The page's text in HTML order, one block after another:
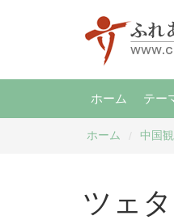
ホーム テー
ホーム 中国
ツェ